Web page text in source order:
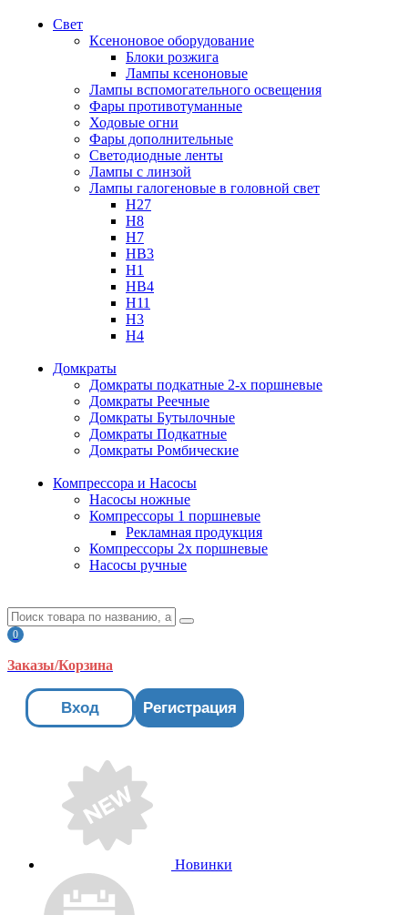
Свет
Ксеноновое оборудование
Блоки розжига
Лампы ксеноновые
Лампы вспомогательного освещения
Фары противотуманные
Ходовые огни
Фары дополнительные
Светодиодные ленты
Лампы с линзой
Лампы галогеновые в головной свет
H27
H8
H7
HB3
H1
HB4
H11
H3
H4
Домкраты
Домкраты подкатные 2-х поршневые
Домкраты Реечные
Домкраты Бутылочные
Домкраты Подкатные
Домкраты Ромбические
Компрессора и Насосы
Насосы ножные
Компрессоры 1 поршневые
Рекламная продукция
Компрессоры 2х поршневые
Насосы ручные
0
Заказы/Корзина
Вход Регистрация
Новинки